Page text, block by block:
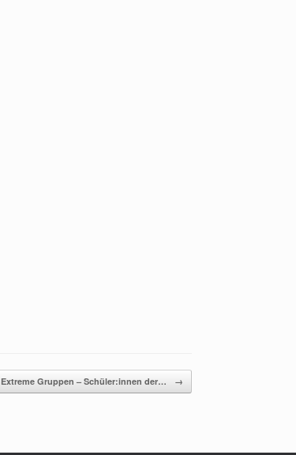
Extreme Gruppen – Schüler:innen der… →